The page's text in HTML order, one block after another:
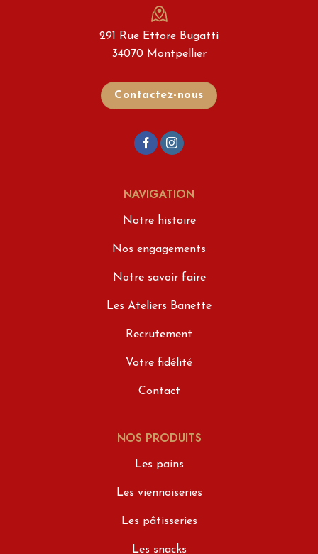
291 Rue Ettore Bugatti
34070 Montpellier
Contactez-nous
NAVIGATION
Notre histoire
Nos engagements
Notre savoir faire
Les Ateliers Banette
Recrutement
Votre fidélité
Contact
NOS PRODUITS
Les pains
Les viennoiseries
Les pâtisseries
Les snacks